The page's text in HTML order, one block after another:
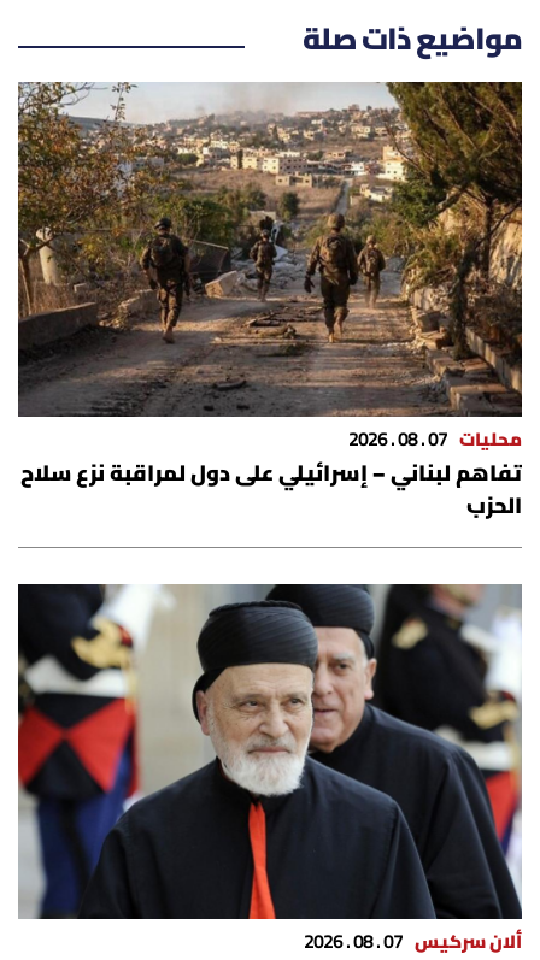
مواضيع ذات صلة
محليات 07 . 08 . 2026
تفاهم لبناني – إسرائيلي على دول لمراقبة نزع سلاح
الحزب
ألان سركيس 07 . 08 . 2026